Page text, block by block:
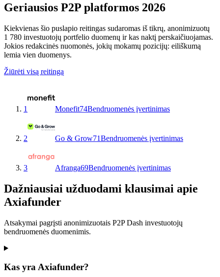
Geriausios P2P platformos 2026
Kiekvienas šio puslapio reitingas sudaromas iš tikrų, anonimizuotų
1 780 investuotojų portfelio duomenų ir kas naktį perskaičiuojamas.
Jokios redakcinės nuomonės, jokių mokamų pozicijų: eiliškumą
lemia vien duomenys.
Žiūrėti visą reitingą
1 Monefit74Bendruomenės įvertinimas
2 Go & Grow71Bendruomenės įvertinimas
3 Afranga69Bendruomenės įvertinimas
Dažniausiai užduodami klausimai apie
Axiafunder
Atsakymai pagrįsti anonimizuotais P2P Dash investuotojų
bendruomenės duomenimis.
Kas yra Axiafunder?